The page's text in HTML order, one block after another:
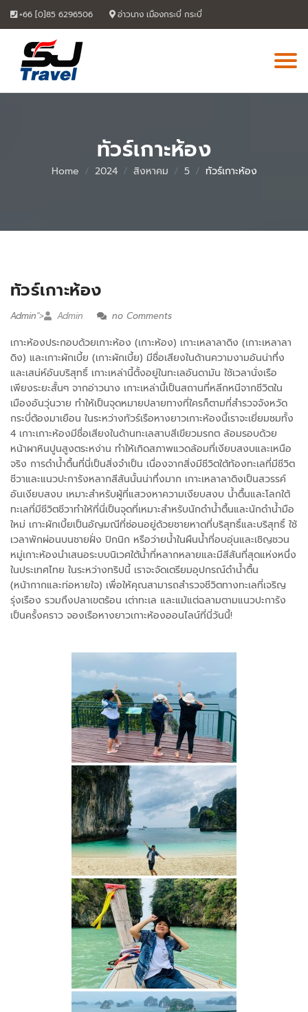
+66 [0]85 6296506 อ่าวนาง เมืองกระบี่ กระบี่
ทัวร์เกาะห้อง
Home 2024 สิงหาคม 5 ทัวร์เกาะห้อง
ทัวร์เกาะห้อง
Admin"> Admin no Comments
เกาะห้องประกอบด้วยเกาะห้อง (เกาะห้อง) เกาะเหลาลาดิง (เกาะเหลาลา
ดิง) และเกาะผักเบี้ย (เกาะผักเบี้ย) มีชื่อเสียงในด้านความงามอันน่าทึ่ง
และเสน่ห์อันบริสุทธิ์ เกาะเหล่านี้ตั้งอยู่ในทะเลอันดามัน ใช้เวลานั่งเรือ
เพียงระยะสั้นๆ จากอ่าวนาง เกาะเหล่านี้เป็นสถานที่หลีกหนีจากชีวิตใน
เมืองอันวุ่นวาย ทำให้เป็นจุดหมายปลายทางที่ใครก็ตามที่สำรวจจังหวัด
กระบี่ต้องมาเยือน ในระหว่างทัวร์เรือหางยาวเกาะห้องนี้เราจะเยี่ยมชมทั้ง
4 เกาะเกาะห้องมีชื่อเสียงในด้านทะเลสาบสีเขียวมรกต ล้อมรอบด้วย
หน้าผาหินปูนสูงตระหง่าน ทำให้เกิดสภาพแวดล้อมที่เงียบสงบและเหนือ
จริง การดำน้ำตื้นที่นี่เป็นสิ่งจำเป็น เนื่องจากสิ่งมีชีวิตใต้ท้องทะเลที่มีชีวิต
ชีวาและแนวปะการังหลากสีสันนั้นน่าทึ่งมาก เกาะเหลาลาดิงเป็นสวรรค์
อันเงียบสงบ เหมาะสำหรับผู้ที่แสวงหาความเงียบสงบ น้ำตื้นและโลกใต้
ทะเลที่มีชีวิตชีวาทำให้ที่นี่เป็นจุดที่เหมาะสำหรับนักดำน้ำตื้นและนักดำน้ำมือ
ใหม่ เกาะผักเบี้ยเป็นอัญมณีที่ซ่อนอยู่ด้วยชายหาดที่บริสุทธิ์และบริสุทธิ์ ใช้
เวลาพักผ่อนบนชายฝั่ง ปิกนิก หรือว่ายน้ำในผืนน้ำที่อบอุ่นและเชิญชวน
หมู่เกาะห้องนำเสนอระบบนิเวศใต้น้ำที่หลากหลายและมีสีสันที่สุดแห่งหนึ่ง
ในประเทศไทย ในระหว่างทริปนี้ เราจะจัดเตรียมอุปกรณ์ดำน้ำตื้น
(หน้ากากและท่อหายใจ) เพื่อให้คุณสามารถสำรวจชีวิตทางทะเลที่เจริญ
รุ่งเรือง รวมถึงปลาเขตร้อน เต่าทะเล และแม้แต่ฉลามตามแนวปะการัง
เป็นครั้งคราว จองเรือหางยาวเกาะห้องออนไลน์ที่นี่วันนี้!